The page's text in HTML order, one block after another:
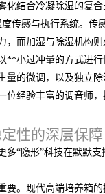
化结合冷凝除湿的复
传感与执行系统。传
，而加湿与除湿机构
**小过冲量的方式进
量的微调，以及独立
位经验丰富的调音师
性的深层保障
多“隐形”科技在默默
要。现代高端培养箱